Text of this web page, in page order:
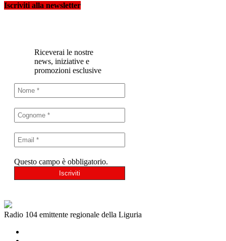
Iscriviti alla newsletter
Riceverai le nostre
news, iniziative e
promozioni esclusive
Questo campo è obbligatorio.
Radio 104 emittente regionale della Liguria